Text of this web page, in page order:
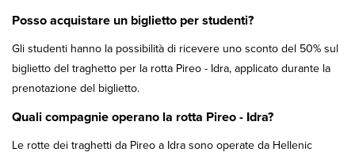
Posso acquistare un biglietto per studenti?
Gli studenti hanno la possibilità di ricevere uno sconto del 50% sul
biglietto del traghetto per la rotta Pireo - Idra, applicato durante la
prenotazione del biglietto.
Quali compagnie operano la rotta Pireo - Idra?
Le rotte dei traghetti da Pireo a Idra sono operate da Hellenic